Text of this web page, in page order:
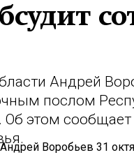
Андрей
послом
этом сообщает
Воробьев 31